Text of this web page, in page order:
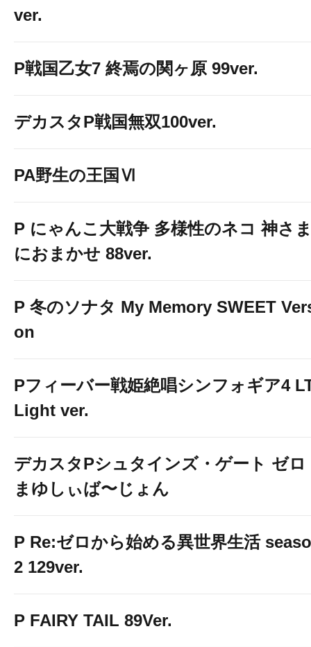
ver.
P戦国乙女7 終焉の関ヶ原 99ver.
デカスタP戦国無双100ver.
PA野生の王国Ⅵ
P にゃんこ大戦争 多様性のネコ 神さ
におまかせ 88ver.
P 冬のソナタ My Memory SWEET
on
Pフィーバー戦姫絶唱シンフォギア4
Light ver.
デカスタPシュタインズ・ゲート ゼロ
まゆしぃば〜じょん
P Re:ゼロから始める異世界生活
2 129ver.
P FAIRY TAIL 89Ver.